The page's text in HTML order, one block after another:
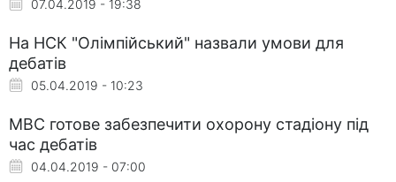
07.04.2019 - 19:38
На НСК "Олімпійський" назвали умови для
дебатів
05.04.2019 - 10:23
МВС готове забезпечити охорону стадіону під
час дебатів
04.04.2019 - 07:00